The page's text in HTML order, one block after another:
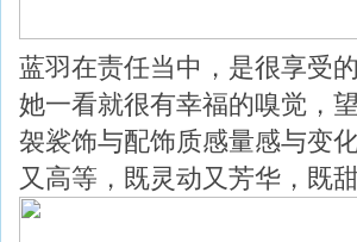
蓝羽在责任当中，是很享受
她一看就很有幸福的嗅觉，
袈裟饰与配饰质感量感与变
又高等，既灵动又芳华，既